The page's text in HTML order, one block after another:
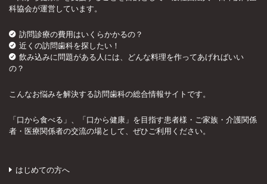
科協会が運営しています。
訪問診療の費用はいくらかかるの？
近くの訪問歯科を探したい！
飲み込みに問題がある人には、どんな料理を作ってあげればいい
の？
こんなお悩みを解決する訪問歯科の総合情報サイトです。
「口から食べる」、「口から健康」を目指す患者様・ご家族・介護関係
者・医療関係者の交流の場として、ぜひご利用ください。
はじめての方へ